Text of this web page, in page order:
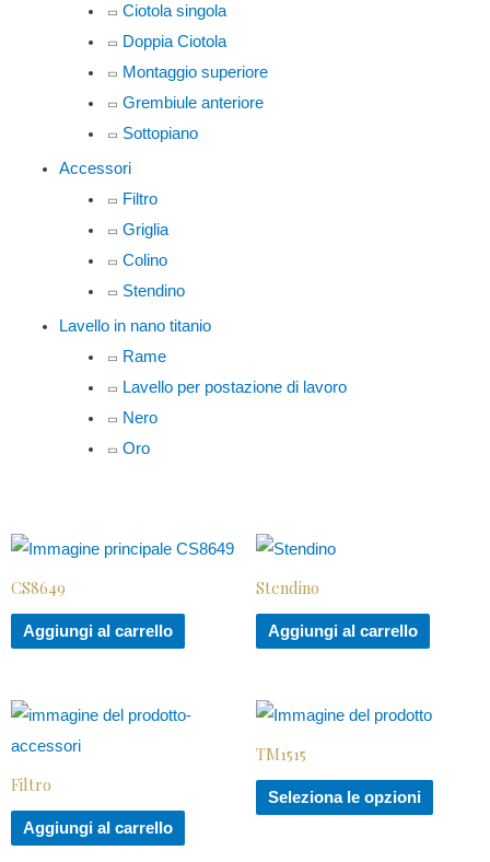
Ciotola singola
Doppia Ciotola
Montaggio superiore
Grembiule anteriore
Sottopiano
Accessori
Filtro
Griglia
Colino
Stendino
Lavello in nano titanio
Rame
Lavello per postazione di lavoro
Nero
Oro
CS8649
Aggiungi al carrello
Stendino
Aggiungi al carrello
Filtro
Aggiungi al carrello
TM1515
Seleziona le opzioni